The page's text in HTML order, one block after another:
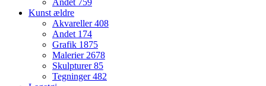
Andet 759
Kunst ældre
Akvareller408
Andet 174
Grafik 1875
Malerier2678
Skulpturer85
Tegninger482